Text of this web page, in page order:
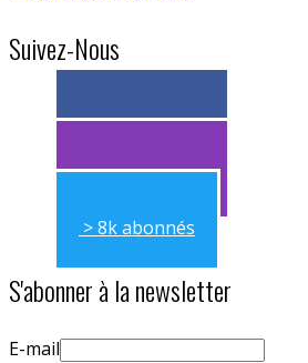
Suivez-Nous
> 11k abonnés
> 11k abonnés
> 8k abonnés
S'abonner à la newsletter
E-mail